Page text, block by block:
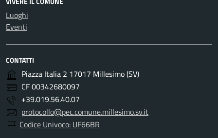
Luoghi
Eventi
CONTATTI
Piazza Italia 2 17017 Millesimo (SV)
CF 00342680097
+39.019.56.40.07
protocollo@pec.comune.millesimo.sv.it
Codice Univoco: UF66BR